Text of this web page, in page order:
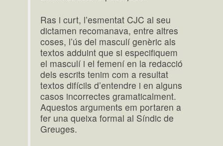
Ras i curt, l’esmentat CJC al seu
dictamen recomanava, entre altres
coses, l’ús del masculí genèric als
textos adduint que si especifiquem
el masculí i el femení en la redacció
dels escrits tenim com a resultat
textos difícils d’entendre i en alguns
casos incorrectes gramaticalment.
Aquestos arguments em portaren a
fer una queixa formal al Síndic de
Greuges.